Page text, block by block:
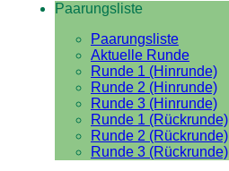
Paarungsliste
Paarungsliste
Aktuelle Runde
Runde 1 (Hinrunde)
Runde 2 (Hinrunde)
Runde 3 (Hinrunde)
Runde 1 (Rückrunde)
Runde 2 (Rückrunde)
Runde 3 (Rückrunde)